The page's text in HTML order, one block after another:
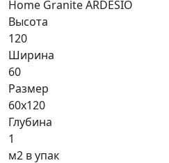
Home Granite ARDESIO
Высота
120
Ширина
60
Размер
60x120
Глубина
1
м2 в упак